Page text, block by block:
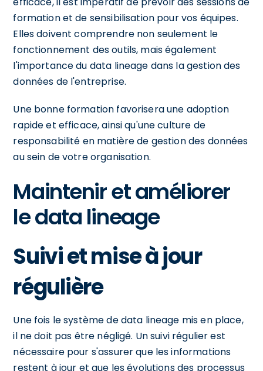
formation et de sensibilisation pour vos équipes.
Elles doivent comprendre non seulement le
fonctionnement des outils, mais également
l'importance du data lineage dans la gestion des
données de l'entreprise.
Une bonne formation favorisera une adoption
rapide et efficace, ainsi qu'une culture de
responsabilité en matière de gestion des données
au sein de votre organisation.
Maintenir et améliorer
le data lineage
Suivi et mise à jour
régulière
Une fois le système de data lineage mis en place,
il ne doit pas être négligé. Un suivi régulier est
nécessaire pour s'assurer que les informations
restent à jour et que les évolutions des processus